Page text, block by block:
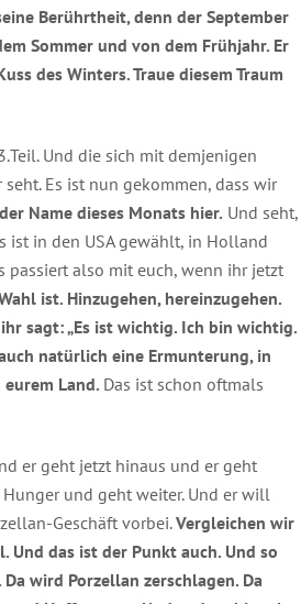
Berührtheit, denn der September
Sommer und von dem Frühjahr. Er
des Winters. Traue diesem Traum
Und die sich mit demjenigen
Es ist nun gekommen, dass wir
Name dieses Monats hier. Und seht,
ist in den USA gewählt, in Holland
passiert also mit euch, wenn ihr jetzt
ist. Hinzugehen, hereinzugehen.
sagt: „Es ist wichtig. Ich bin wichtig.
natürlich eine Ermunterung, in
Land. Das ist schon oftmals
er geht jetzt hinaus und er geht
und geht weiter. Und er will
Geschäft vorbei.Vergleichen wir
Und das ist der Punkt auch. Und so
wird Porzellan zerschlagen. Da